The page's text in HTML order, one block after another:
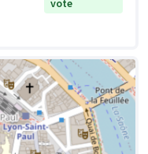
vote